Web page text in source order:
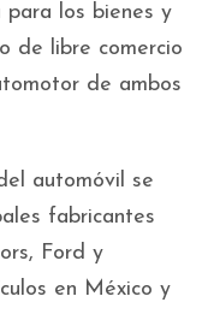
para los bienes y
de libre comercio
de ambos
automóvil se
fabricantes
Ford y
en México y